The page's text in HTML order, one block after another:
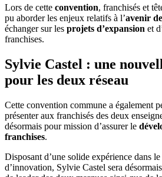
Lors de cette convention, franchisés et
pu aborder les enjeux relatifs à l’avenir
échanger sur les projets d’expansion et
franchises.
Sylvie Castel : une
pour les deux réseau
Cette convention commune a également
présenter aux franchisés des deux
désormais pour mission d’assurer le
franchises.
Disposant d’une solide expérience dans
d’innovation, Sylvie Castel sera